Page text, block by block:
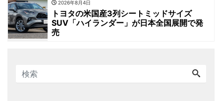
2026年8月4日
トヨタの米国産3列シートミッドサイズ
SUV「ハイランダー」が日本全国展開で発
売